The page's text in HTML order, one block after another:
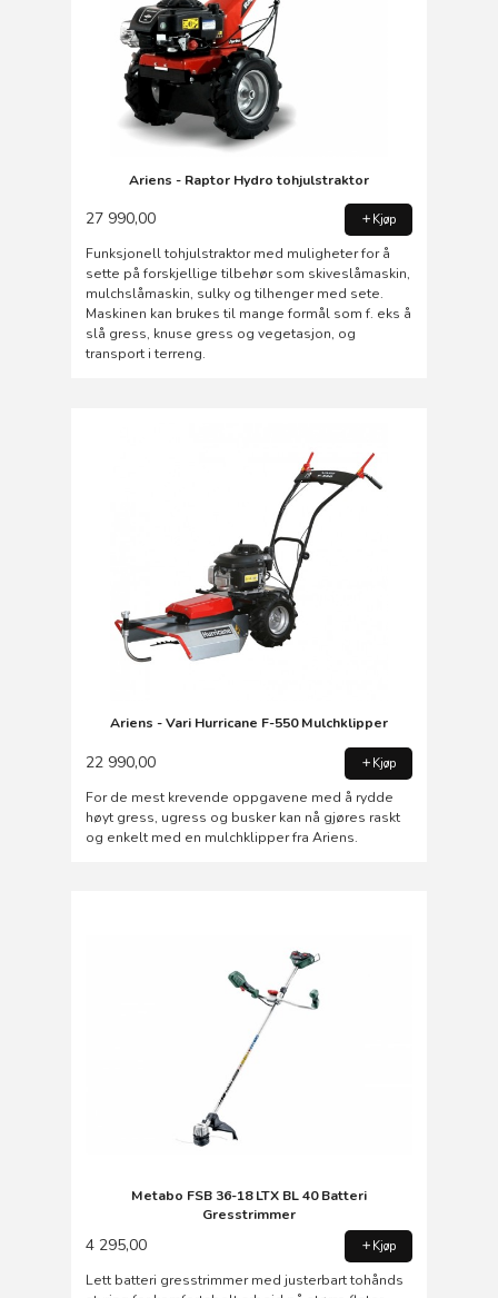
Ariens - Raptor Hydro tohjulstraktor
27 990,00 Kjøp
Funksjonell tohjulstraktor med muligheter for å
sette på forskjellige tilbehør som skiveslåmaskin,
mulchslåmaskin, sulky og tilhenger med sete.
Maskinen kan brukes til mange formål som f. eks å
slå gress, knuse gress og vegetasjon, og
transport i terreng.
Ariens - Vari Hurricane F-550 Mulchklipper
22 990,00 Kjøp
For de mest krevende oppgavene med å rydde
høyt gress, ugress og busker kan nå gjøres raskt
og enkelt med en mulchklipper fra Ariens.
Metabo FSB 36-18 LTX BL 40 Batteri
Gresstrimmer
4 295,00 Kjøp
Lett batteri gresstrimmer med justerbart tohånds